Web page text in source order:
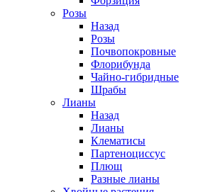
Розы
Назад
Розы
Почвопокровные
Флорибунда
Чайно-гибридные
Шрабы
Лианы
Назад
Лианы
Клематисы
Партеноциссус
Плющ
Разные лианы